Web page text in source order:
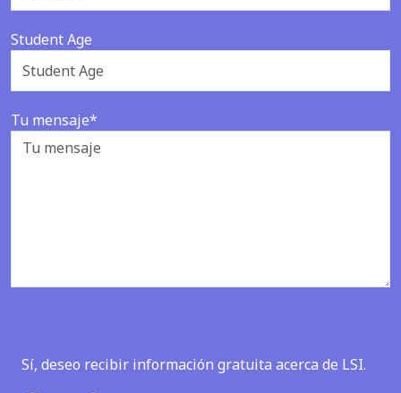
Student Age
Tu mensaje*
Sí, deseo recibir información gratuita acerca de LSI.